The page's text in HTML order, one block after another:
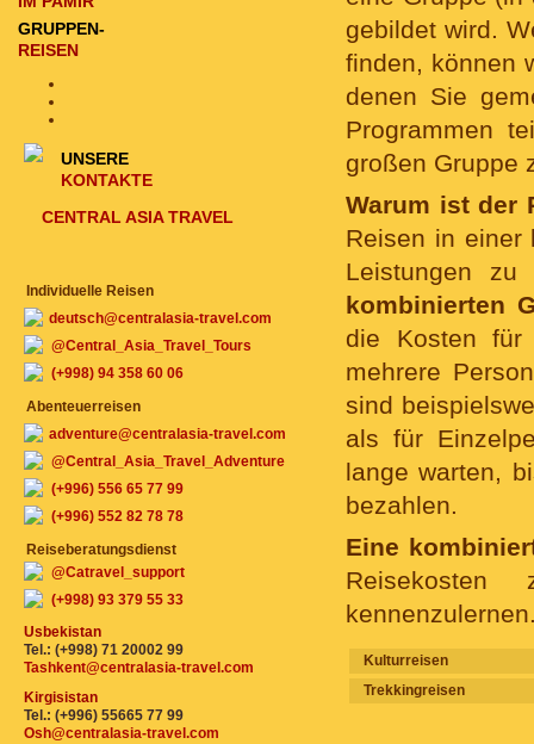
gebildet wird.
finden, können
denen Sie
Programmen
großen Gruppe
Warum ist der
Reisen in einer
Leistungen
kombinierten
die Kosten für
mehrere
sind
als für
lange warten,
bezahlen.
Eine
Kulturreisen
Trekkingreisen
GRUPPEN-
REISEN
UNSERE
KONTAKTE
CENTRAL ASIA TRAVEL
Individuelle Reisen
deutsch@centralasia-travel.com
@Central_Asia_Travel_Tours
(+998) 94 358 60 06
Abenteuerreisen
adventure@centralasia-travel.com
@Central_Asia_Travel_Adventure
(+996) 556 65 77 99
(+996) 552 82 78 78
Reiseberatungsdienst
@Catravel_support
(+998) 93 379 55 33
Usbekistan
Tel.: (+998) 71 20002 99
Tashkent@centralasia-travel.com
Kirgisistan
Tel.: (+996) 55665 77 99
Osh@centralasia-travel.com